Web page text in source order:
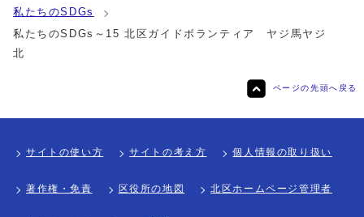
私たちのSDGs
私たちのSDGs～15 北区ガイドボランティア ヤジ馬ヤジ
北
ページの先頭へ戻る
サイトの使い方 サイトの考え方 個人情報の取り扱い
著作権・免責 区役所の地図 北区ホームページ管理者